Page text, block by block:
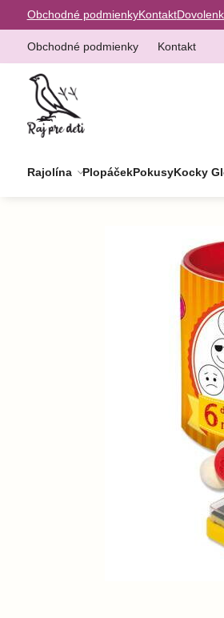
Obchodné podmienkyKontakt
Obchodné podmienky Kontakt
Rajolína PlopáčekPokusyKocky